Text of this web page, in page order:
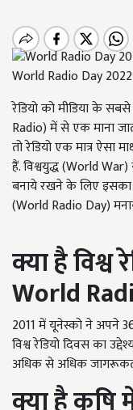
World Radio Day
रेडियो को मीडिया के
Radio) में से एक माना
तो रेडियो एक मात्र
हैं. विश्वयुद्ध (World
बनाये रखने के लिए इसका
(World Radio Day)
क्या है विश्व
World
2011 में यूनेस्को ने अपने
विश्व रेडियो दिवस का
अधिक से अधिक